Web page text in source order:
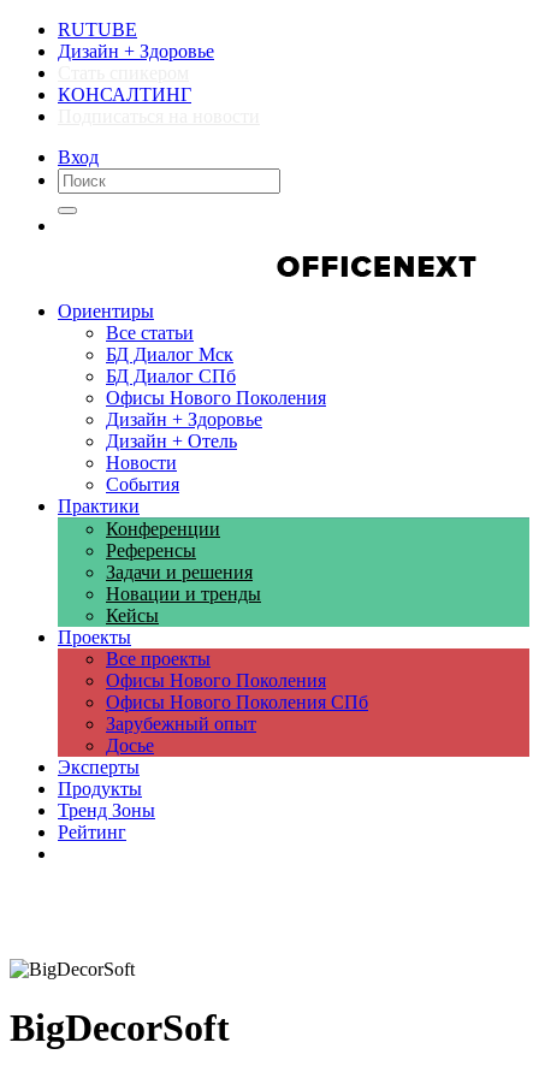
RUTUBE
Дизайн + Здоровье
КОНСАЛТИНГ
Вход
Ориентиры
Все статьи
БД Диалог Мск
БД Диалог СПб
Офисы Нового Поколения
Дизайн + Здоровье
Дизайн + Отель
Новости
События
Практики
Конференции
Референсы
Задачи и решения
Новации и тренды
Кейсы
Проекты
Все проекты
Офисы Нового Поколения
Офисы Нового Поколения СПб
Зарубежный опыт
Досье
Эксперты
Продукты
Тренд Зоны
Рейтинг
BigDecorSoft